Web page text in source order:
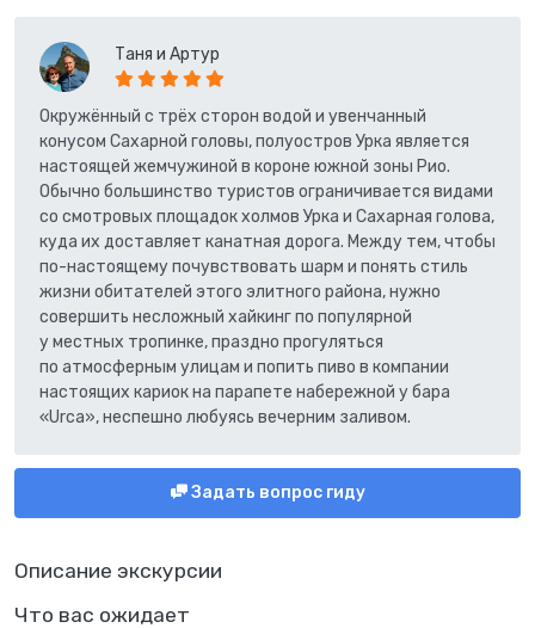
Описание экскурсии
Что вас ожидает
Таня и Артур
Окружённый с трёх сторон водой и увенчанный
конусом Сахарной головы, полуостров Урка является
настоящей жемчужиной в короне южной зоны Рио.
Обычно большинство туристов ограничивается видами
со смотровых площадок холмов Урка и Сахарная голова,
куда их доставляет канатная дорога. Между тем, чтобы
по-настоящему почувствовать шарм и понять стиль
жизни обитателей этого элитного района, нужно
совершить несложный хайкинг по популярной
у местных тропинке, праздно прогуляться
по атмосферным улицам и попить пиво в компании
настоящих кариок на парапете набережной у бара
«Urca», неспешно любуясь вечерним заливом.
Задать вопрос гиду